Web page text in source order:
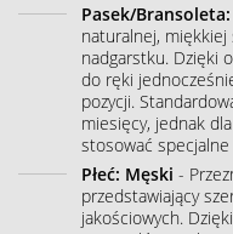
Pasek/
naturalnej, miękkiej
nadgarstku. Dzięki
do ręki
pozycji.
miesięcy, jednak
stosować
Płeć: Męski -
przedstawiający
jakościowych.